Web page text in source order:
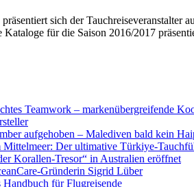
sich der
Kataloge für die Saison 2016/2017
Teamwork – markenübergreifende
aufgehoben – Malediven bald kein
Mittelmeer: Der ultimative Türkiye-
Korallen-Tresor“ in Australien eröffnet
Gründerin Sigrid Lüber
Handbuch für Flugreisende